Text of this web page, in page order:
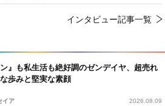
ン』も私生活も絶好調のゼンデイヤ、超売れ
歩みと堅実な素顔
イア 2026.08.09
インタビュー記事一覧